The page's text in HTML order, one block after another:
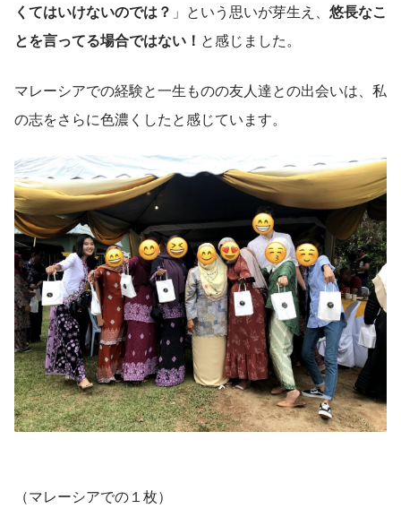
くてはいけないのでは？ 」という思いが芽生え、 悠長なこ
とを言ってる場合ではない！ と感じました。
マレーシアでの経験と一生ものの友人達との出会いは、私
の志をさらに色濃くしたと感じています。
（マレーシアでの１枚）